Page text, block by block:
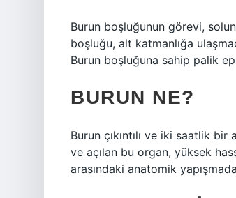
Burun boşluğunun görevi,
boşluğu, alt katmanlığa
Burun boşluğuna sahip palik
BURUN NE?
Burun çıkıntılı ve iki saatlik
ve açılan bu organ, yüksek
arasındaki anatomik